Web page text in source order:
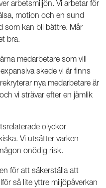
arbetsmiljön. Vi arbetar för
motion och en sund
som kan bli bättre. Mår
bra.
medarbetare som vill
skede vi är finns
nya medarbetare är
vi strävar efter en jämlik
olyckor
Vi utsätter varken
onödig risk.
för att säkerställa att
så lite yttre miljöpåverkan